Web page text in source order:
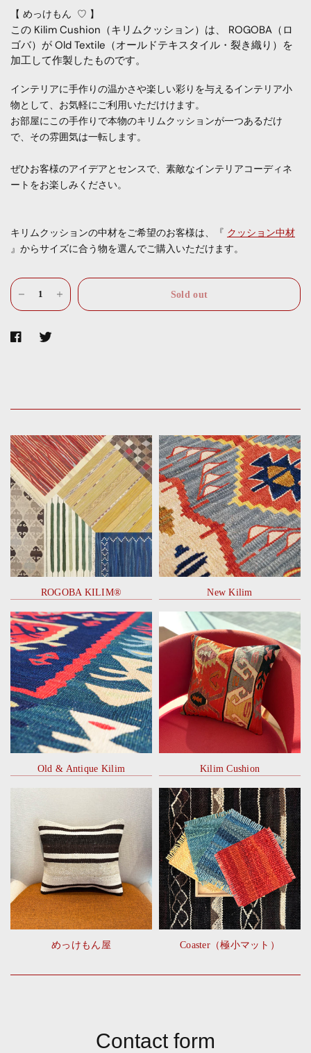
【 めっけもん ♡ 】
この Kilim Cushion（キリムクッション）は、 ROGOBA（ロ
ゴバ）が Old Textile（オールドテキスタイル・裂き織り）を
加工して作製したものです。
インテリアに手作りの温かさや楽しい彩りを与えるインテリア小
物として、お気軽にご利用いただけけます。
お部屋にこの手作りで本物のキリムクッションが一つあるだけ
で、その雰囲気は一転します。
ぜひお客様のアイデアとセンスで、素敵なインテリアコーディネ
ートをお楽しみください。
キリムクッションの中材をご希望のお客様は、『 クッション中材
』からサイズに合う物を選んでご購入いただけます。
Sold out
ROGOBA KILIM® New Kilim
Old & Antique Kilim Kilim Cushion
めっけもん屋 Coaster（極小マット）
Contact form